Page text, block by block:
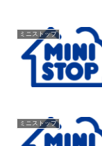
ミニストップ
ミニストップ